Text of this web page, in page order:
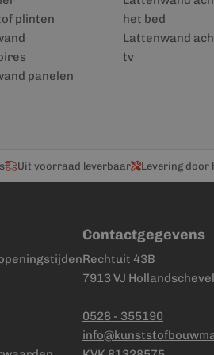
plinten
panelen
het bed
Lattenwand
tv
Uit voorraad leverbaar Levering door
Contactgegevens
Rechtuit 43B
7913 VJ
0528 - 355190